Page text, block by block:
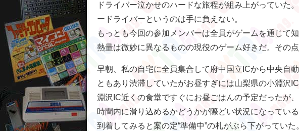
ドライバー泣かせのハードな旅程が組み上がっていた
ードライバーというのは手に負えない。
もっとも今回の参加メンバーは全員がゲームを通じて
熱量は微妙に異なるものの現役のゲーム好きだ。その点
早朝、私の自宅に全員集合して府中国立ICから中央自
ともあり渋滞していたがお昼すぎには山梨県の小淵沢
淵沢IC近くの食堂ですぐにお昼ごはんの予定だったが
時間内に滑り込めるかどうかが際どい状況になっている
到着してみると案の定“準備中”の札がぶら下がってい